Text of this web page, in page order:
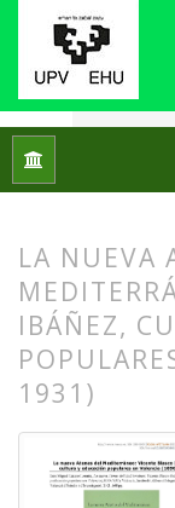
Inicio
LA NUEVA
IBÁÑEZ,
1931)